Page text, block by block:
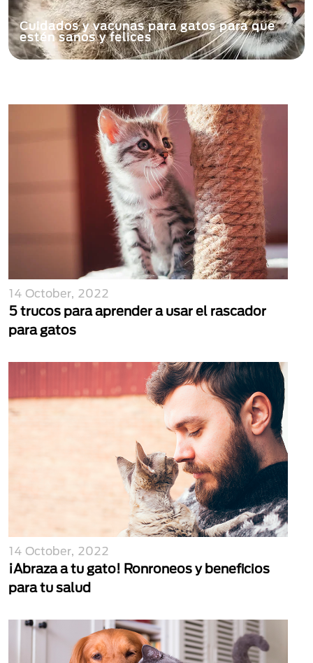
Cuidados y vacunas para gatos para que
estén sanos y felices
14 October, 2022
5 trucos para aprender a usar el rascador
para gatos
14 October, 2022
¡Abraza a tu gato! Ronroneos y beneficios
para tu salud